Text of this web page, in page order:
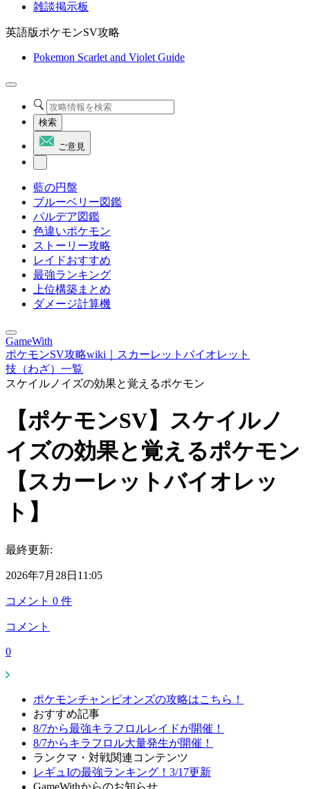
雑談掲示板
英語版ポケモンSV攻略
Pokemon Scarlet and Violet Guide
検索
ご意見
藍の円盤
ブルーベリー図鑑
パルデア図鑑
色違いポケモン
ストーリー攻略
レイドおすすめ
最強ランキング
上位構築まとめ
ダメージ計算機
GameWith
ポケモンSV攻略wiki｜スカーレットバイオレット
技（わざ）一覧
スケイルノイズの効果と覚えるポケモン
【ポケモンSV】スケイルノ
イズの効果と覚えるポケモン
【スカーレットバイオレッ
ト】
最終更新:
2026年7月28日11:05
コメント 0 件
コメント
0
ポケモンチャンピオンズの攻略はこちら！
おすすめ記事
8/7から最強キラフロルレイドが開催！
8/7からキラフロル大量発生が開催！
ランクマ・対戦関連コンテンツ
レギュIの最強ランキング！3/17更新
GameWithからのお知らせ